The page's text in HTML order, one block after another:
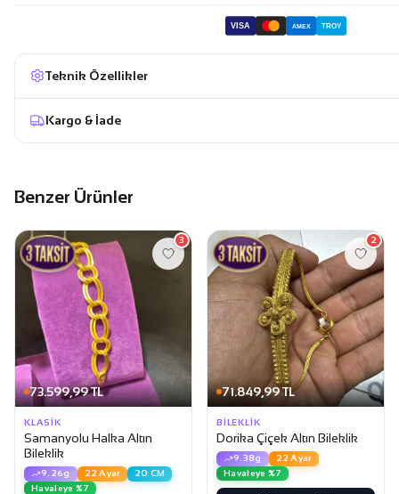
VISA AMEX TROY
Teknik Özellikler
Kargo & İade
Benzer Ürünler
73.599,99 TL
3
KLASIK
Samanyolu Halka Altın
Bileklik
9.26g 22 Ayar
20 CM
Havaleye %7
71.849,99 TL
2
BILEKLIK
Dorika Çiçek Altın Bileklik
9.38g
22 Ayar
Havaleye %7